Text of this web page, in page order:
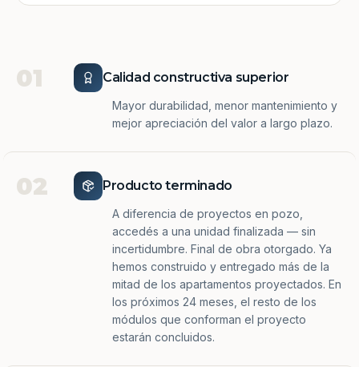
01 Calidad constructiva superior
Mayor durabilidad, menor mantenimiento y
mejor apreciación del valor a largo plazo.
02 Producto terminado
A diferencia de proyectos en pozo,
accedés a una unidad finalizada — sin
incertidumbre. Final de obra otorgado. Ya
hemos construido y entregado más de la
mitad de los apartamentos proyectados. En
los próximos 24 meses, el resto de los
módulos que conforman el proyecto
estarán concluidos.